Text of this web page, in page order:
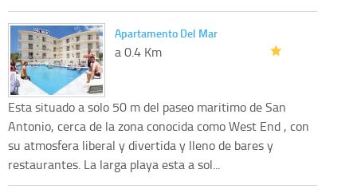
Apartamento Del Mar
a 0.4 Km
Esta situado a solo 50 m del paseo maritimo de San
Antonio, cerca de la zona conocida como West End , con
su atmosfera liberal y divertida y lleno de bares y
restaurantes. La larga playa esta a sol...